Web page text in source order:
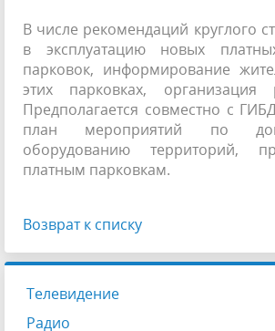
В числе рекомендаций круглого
в эксплуатацию новых
парковок, информирование
этих парковках, организация
Предполагается совместно с
план мероприятий по
оборудованию территорий,
платным парковкам.
Возврат к списку
Телевидение
Радио